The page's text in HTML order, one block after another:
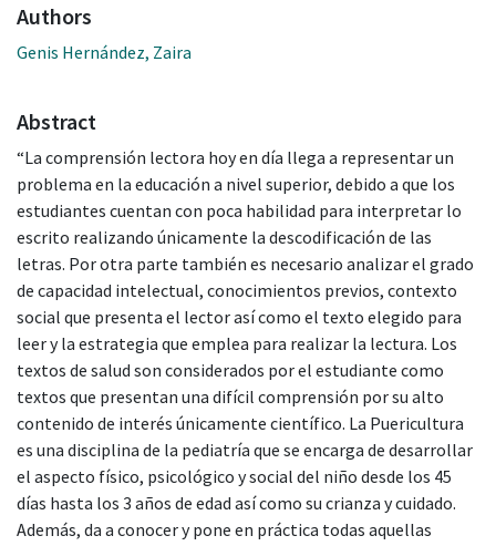
Authors
Genis Hernández, Zaira
Abstract
“La comprensión lectora hoy en día llega a representar un
problema en la educación a nivel superior, debido a que los
estudiantes cuentan con poca habilidad para interpretar lo
escrito realizando únicamente la descodificación de las
letras. Por otra parte también es necesario analizar el grado
de capacidad intelectual, conocimientos previos, contexto
social que presenta el lector así como el texto elegido para
leer y la estrategia que emplea para realizar la lectura. Los
textos de salud son considerados por el estudiante como
textos que presentan una difícil comprensión por su alto
contenido de interés únicamente científico. La Puericultura
es una disciplina de la pediatría que se encarga de desarrollar
el aspecto físico, psicológico y social del niño desde los 45
días hasta los 3 años de edad así como su crianza y cuidado.
Además, da a conocer y pone en práctica todas aquellas